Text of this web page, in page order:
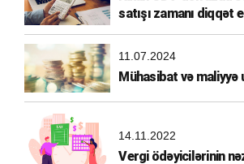
satışı zamanı diqqət
məqamlar
11.07.2024
Mühasibat və maliyyə
14.11.2022
Vergi ödəyicilərinin